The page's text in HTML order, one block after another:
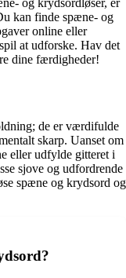
og krydsordløser, er
kan finde spæne- og
online eller
at udforske. Hav det
dine færdigheder!
de er værdifulde
skarp. Uanset om
eller udfylde gitteret i
sjove og udfordrende
spæne og krydsord og